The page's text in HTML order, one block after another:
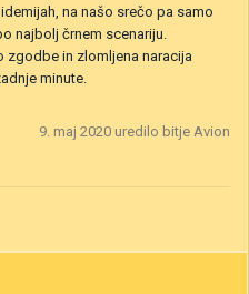
na našo srečo pa samo
najbolj črnem scenariju.
zgodbe in zlomljena naracija
minute.
9. maj 2020 uredilo bitje Avion